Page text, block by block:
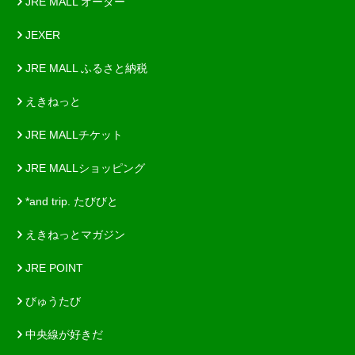
JEXER
JRE MALL ふるさと納税
えきねっと
JRE MALLチケット
JRE MALLショッピング
*and trip. たびびと
えきねっとマガジン
JRE POINT
びゅうたび
中央線が好きだ